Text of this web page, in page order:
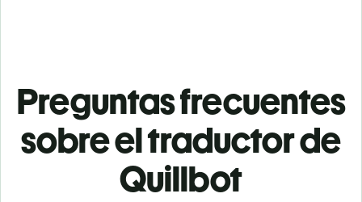
Preguntas frecuentes
sobre el traductor de
Quillbot